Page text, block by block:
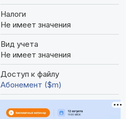
Налоги
Не имеет значения
Вид учета
Не имеет значения
Доступ к файлу
Абонемент ($m)